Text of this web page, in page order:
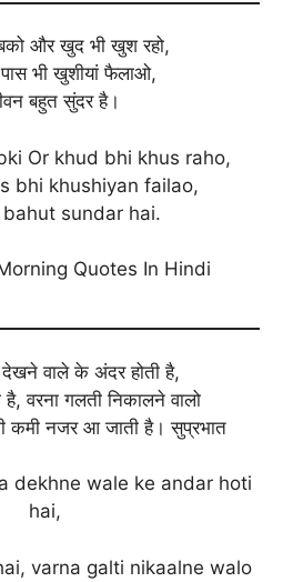
और खुद भी खुश रहो,
भी खुशीयां फैलाओ,
बहुत सुंदर है।
Or khud bhi khus raho,
bhi khushiyan failao,
bahut sundar hai.
Quotes In Hindi
वाले के अंदर होती है,
वरना गलती निकालने वालो
कमी नजर आ जाती है। सुप्रभात
dekhne wale ke andar hoti
hai,
varna galti nikaalne walo